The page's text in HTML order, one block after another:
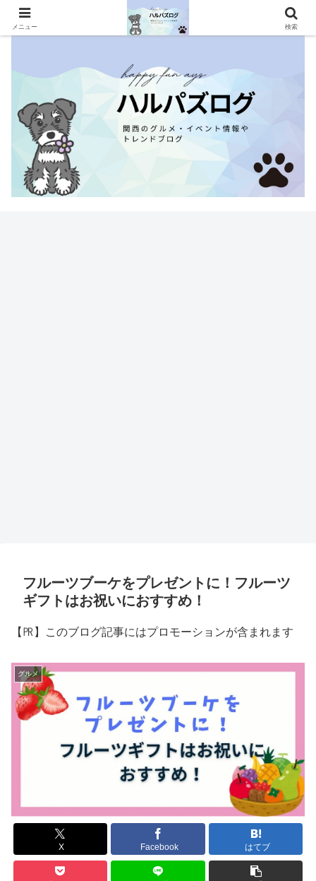
関西のグルメ・イベント情報やトレンドブログ
フルーツブーケをプレゼントに！フルーツ
ギフトはお祝いにおすすめ！
【㏚】このブログ記事にはプロモーションが含まれます
グルメ
X Facebook はてブ
メニュー 検索